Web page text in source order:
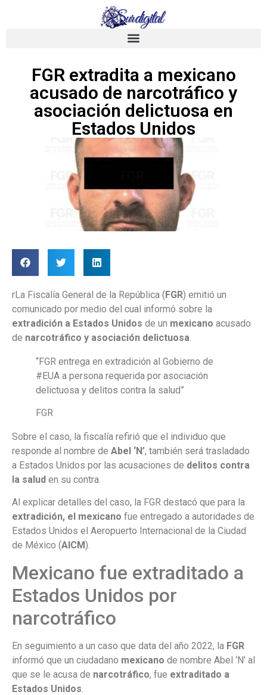
FGR extradita a mexicano
acusado de narcotráfico y
asociación delictuosa en
Estados Unidos
rLa Fiscalía General de la República (FGR) emitió un
comunicado por medio del cual informó sobre la
extradición a Estados Unidos de un mexicano acusado
de narcotráfico y asociación delictuosa
“FGR entrega en extradición al Gobierno de
#EUA a persona requerida por asociación
delictuosa y delitos contra la salud”
FGR
Sobre el caso, la fiscalía refirió que el individuo que
responde al nombre de Abel ‘N’, también será trasladado
a Estados Unidos por las acusaciones de delitos contra
la salud en su contra.
Al explicar detalles del caso, la FGR destacó que para la
extradición, el mexicano fue entregado a autoridades de
Estados Unidos el Aeropuerto Internacional de la Ciudad
de México (AICM ).
Mexicano fue extraditado a
Estados Unidos por
narcotráfico
En seguimiento a un caso que data del año 2022, la FGR
informó que un ciudadano mexicano de nombre Abel ‘N’ al
que se le acusa de narcotráfico, fue extraditado a
Estados Unidos